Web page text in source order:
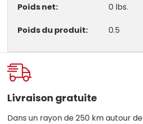
Poids net 0 lbs.
Poids du produit 0.5
Onglet
personnalisé
Livraison gratuite
Dans un rayon de 250 km autour de